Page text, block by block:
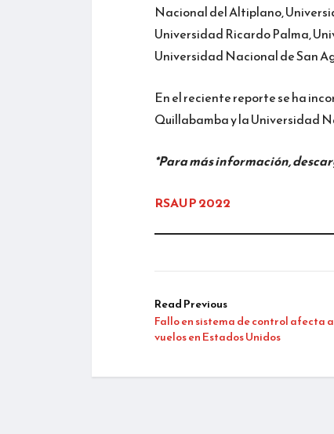
Nacional del Altiplano,
Universidad Ricardo Palma,
Universidad Nacional de San
En el reciente reporte se ha
Quillabamba y la Universidad
*Para más información,
RSAUP 2022
Read Previous
Fallo en sistema de control afecta
vuelos en Estados Unidos